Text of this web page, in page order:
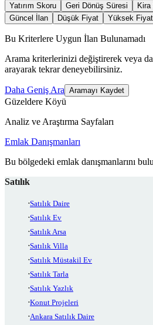
Yatırım Skoru Geri Dönüş Süresi Kira
Güncel İlan
Düşük Fiyat Yüksek Fiyat
Bu Kriterlere Uygun İlan Bulunamadı
Arama kriterlerinizi değiştirerek veya
arayarak tekrar deneyebilirsiniz.
Daha Geniş Ara Aramayı Kaydet
Güzeldere Köyü
Analiz ve Araştırma Sayfaları
Emlak Danışmanları
Bu bölgedeki emlak danışmanlarını
Satılık
Satılık Daire
Satılık Ev
Satılık Arsa
Satılık Villa
Satılık Müstakil Ev
Satılık Tarla
Satılık Yazlık
Konut Projeleri
Ankara Satılık Daire